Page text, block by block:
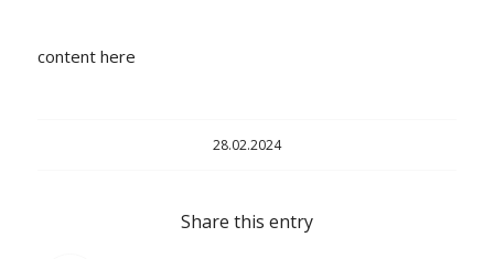
content here
28.02.2024
Share this entry